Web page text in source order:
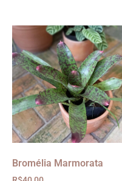
Bromélia Marmorata